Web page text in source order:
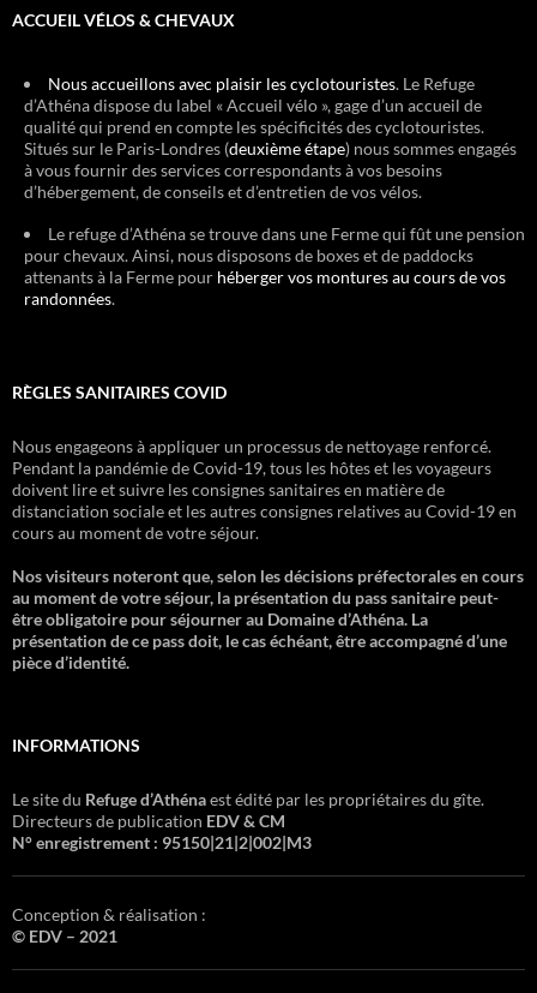
ACCUEIL VÉLOS & CHEVAUX
Nous accueillons avec plaisir les cyclotouristes. Le Refuge
d’Athéna dispose du label « Accueil vélo », gage d’un accueil de
qualité qui prend en compte les spécificités des cyclotouristes.
Situés sur le Paris-Londres (deuxième étape) nous sommes engagés
à vous fournir des services correspondants à vos besoins
d’hébergement, de conseils et d’entretien de vos vélos.
Le refuge d’Athéna se trouve dans une Ferme qui fût une pension
pour chevaux. Ainsi, nous disposons de boxes et de paddocks
attenants à la Ferme pour héberger vos montures au cours de vos
randonnées.
RÈGLES SANITAIRES COVID
Nous engageons à appliquer un processus de nettoyage renforcé.
Pendant la pandémie de Covid-19, tous les hôtes et les voyageurs
doivent lire et suivre les consignes sanitaires en matière de
distanciation sociale et les autres consignes relatives au Covid-19 en
cours au moment de votre séjour.
Nos visiteurs noteront que, selon les décisions préfectorales en cours
au moment de votre séjour, la présentation du pass sanitaire peut-
être obligatoire pour séjourner au Domaine d’Athéna. La
présentation de ce pass doit, le cas échéant, être accompagné d’une
pièce d’identité.
INFORMATIONS
Le site du Refuge d’Athénaest édité par les propriétaires du gîte.
Directeurs de publication EDV & CM
N° enregistrement : 95150|21|2|002|M3
Conception & réalisation :
© EDV – 2021